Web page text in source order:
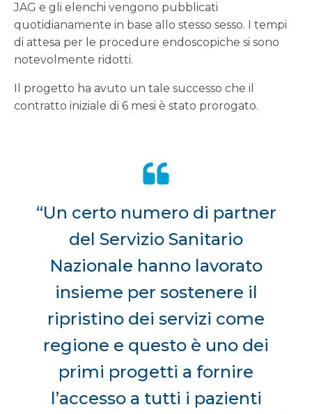
JAG e gli elenchi vengono pubblicati
quotidianamente in base allo stesso sesso. I tempi
di attesa per le procedure endoscopiche si sono
notevolmente ridotti.
Il progetto ha avuto un tale successo che il
contratto iniziale di 6 mesi è stato prorogato.
“Un certo numero di partner
del Servizio Sanitario
Nazionale hanno lavorato
insieme per sostenere il
ripristino dei servizi come
regione e questo è uno dei
primi progetti a fornire
l’accesso a tutti i pazienti